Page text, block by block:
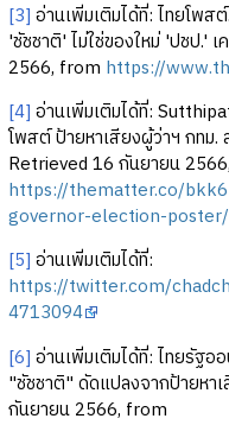
[3] อ่านเพิ่มเติมได้ที่: ไทยโพส
'ชัชชาติ' ไม่ใช่ของใหม่ 'ปชป.'
2566, from https://
[4] อ่านเพิ่มเติมได้ที่:
โพสต์ ป้ายหาเสียงผู้ว่าฯ กทม
Retrieved 16 กันยายน
https://thematter.co/
governor-election-
[5] อ่านเพิ่มเติมได้ที่:
https://twitter.com/
4713094
[6] อ่านเพิ่มเติมได้ที่: ไทยรัฐอ
"ชัชชาติ" ดัดแปลงจากป้ายหา
กันยายน 2566, from